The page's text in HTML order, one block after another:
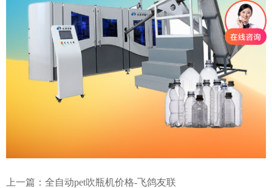
上一篇： 全自动pet吹瓶机价格-飞鸽友联